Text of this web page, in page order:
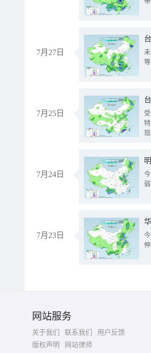
7月27日
7月25日
现
7月24日
7月23日
网站服务
关于我们 联系我们
用户反馈
版权声明
网站律师